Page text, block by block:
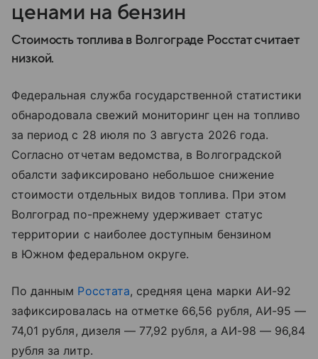
ценами на бензин
Стоимость топлива в Волгограде Росстат считает
низкой.
Федеральная служба государственной статистики
обнародовала свежий мониторинг цен на топливо
за период с 28 июля по 3 августа 2026 года.
Согласно отчетам ведомства, в Волгоградской
обалсти зафиксировано небольшое снижение
стоимости отдельных видов топлива. При этом
Волгоград по-прежнему удерживает статус
территории с наиболее доступным бензином
в Южном федеральном округе.
По данным Росстата, средняя цена марки АИ-92
зафиксировалась на отметке 66,56 рубля, АИ-95 —
74,01 рубля, дизеля — 77,92 рубля, а АИ-98 — 96,84
рубля за литр.